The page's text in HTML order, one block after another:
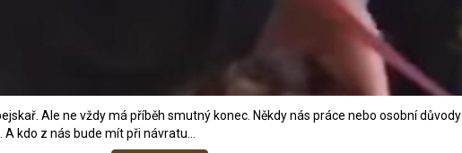
Ale ne vždy má příběh smutný konec. Někdy nás práce nebo osobní důvody
kdo z nás bude mít při návratu…